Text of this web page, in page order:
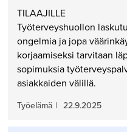
TILAAJILLE
Työterveyshuollon
ongelmia ja jopa
korjaamiseksi tarvitaan
sopimuksia
asiakkaiden välillä.
Työelämä | 22.9.2025